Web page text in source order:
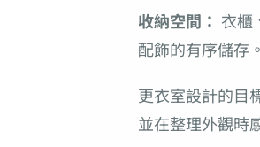
收納空間： 衣櫃
配飾的有序儲存。
更衣室設計的目
並在整理外觀時